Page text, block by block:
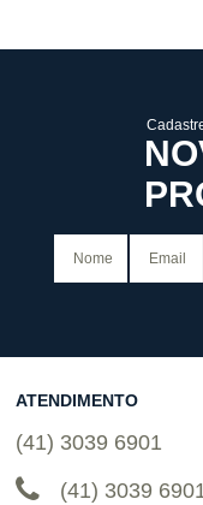
ATENDIMENTO
(41) 3039 6901
(41) 3039